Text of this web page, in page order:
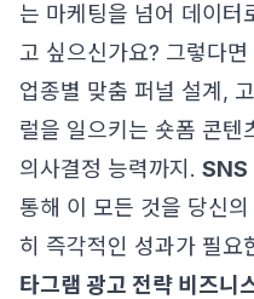
는 마케팅을 넘어 데이터
고 싶으신가요? 그렇다
업종별 맞춤 퍼널 설계,
럴을 일으키는 숏폼 콘텐
의사결정 능력까지. SNS
통해 이 모든 것을 당신
히 즉각적인 성과가 필요
타그램 광고 전략 비즈니